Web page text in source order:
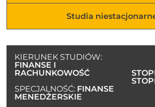
Studia
KIERUNEK STUDIÓW:
FINANSE I
RACHUNKOWOŚĆ
SPECJALNOŚĆ: FINANSE
MENEDŻERSKIE